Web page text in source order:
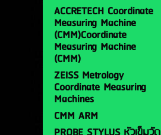
ACCRETECH Coordinate
Measuring Machine
(CMM)Coordinate
Measuring Machine
(CMM)
ZEISS Metrology
Coordinate Measuring
Machines
CMM ARM